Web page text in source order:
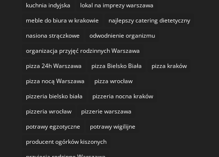
kuchnia indyjska
lokal na imprezy warszawa
meble do biura w krakowie
najlepszy catering dietetyczny
nasiona strączkowe
odwodnienie organizmu
organizacja przyjęć rodzinnych Warszawa
pizza 24h Warszawa
pizza Bielsko Biała
pizza kraków
pizza nocą Warszawa
pizza wrocław
pizzeria bielsko biała
pizzeria nocna kraków
pizzeria wrocław
pizzerie warszawa
potrawy egzotyczne
potrawy wigilijne
producent ogórków kiszonych